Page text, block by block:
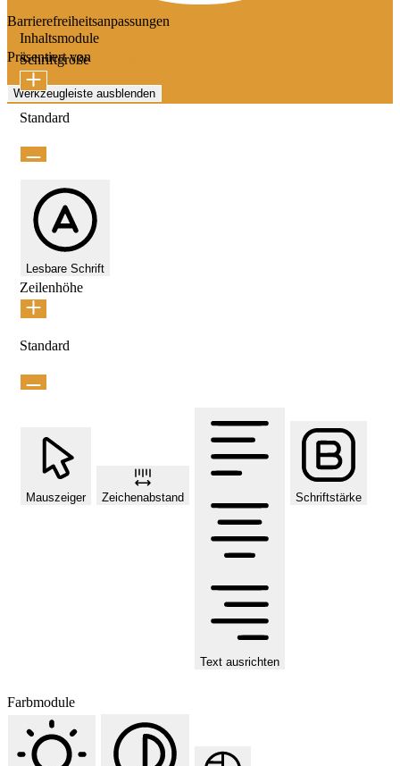
Barrierefreiheitsanpassungen
Präsentiert von
Werkzeugleiste ausblenden
Inhaltsmodule
Schriftgröße
Standard
Lesbare Schrift
Zeilenhöhe
Standard
Mauszeiger Zeichenabstand
Text ausrichten
Schriftstärke
Farbmodule